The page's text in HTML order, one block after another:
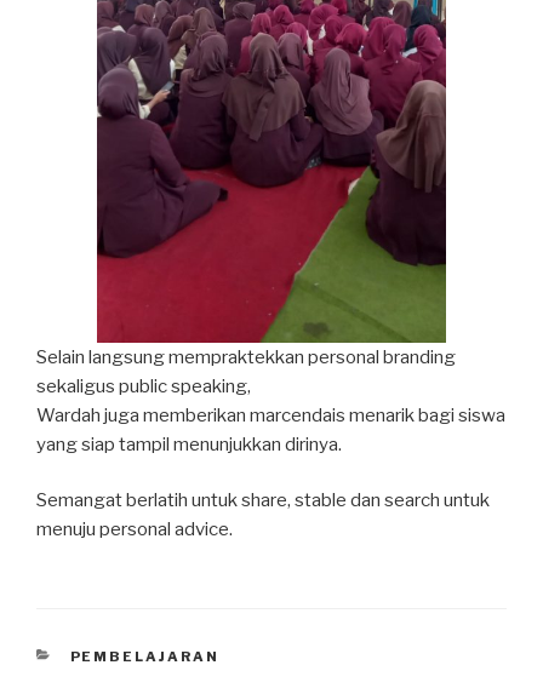
Selain langsung mempraktekkan personal branding
sekaligus public speaking,
Wardah juga memberikan marcendais menarik bagi siswa
yang siap tampil menunjukkan dirinya.
Semangat berlatih untuk share, stable dan search untuk
menuju personal advice.
PEMBELAJARAN